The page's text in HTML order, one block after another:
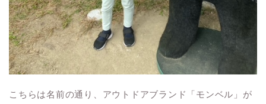
こちらは名前の通り、アウトドアブランド「モンベル」が